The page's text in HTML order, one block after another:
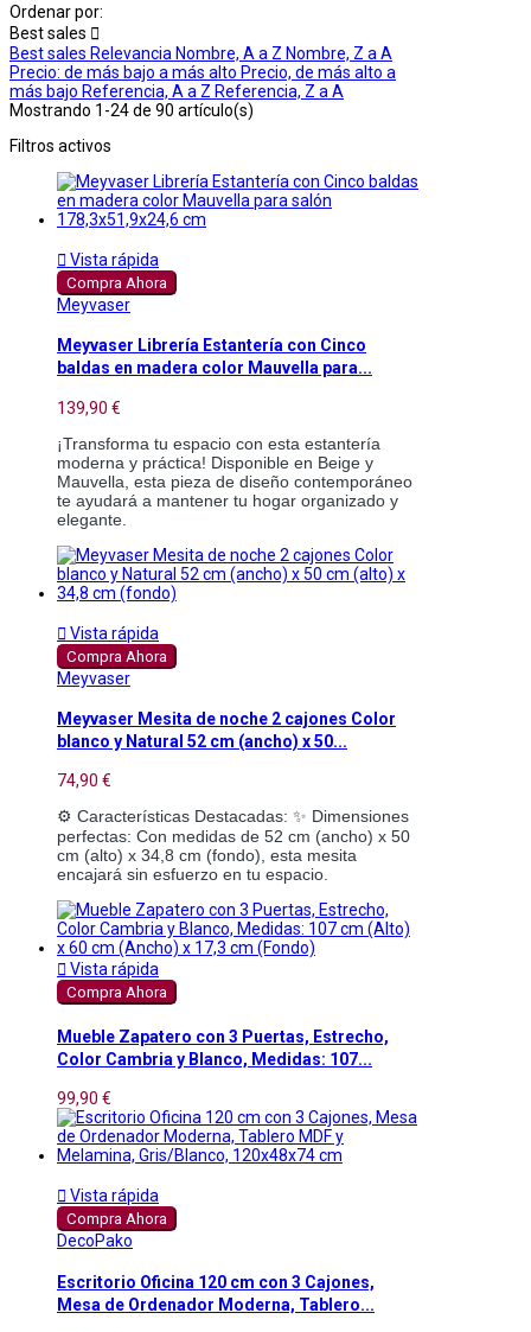
Ordenar por:
Best sales 
Best sales Relevancia Nombre, A a Z Nombre, Z a A
Precio: de más bajo a más alto Precio, de más alto a
más bajo Referencia, A a Z Referencia, Z a A
Mostrando 1-24 de 90 artículo(s)
Filtros activos
 Vista rápida
Compra Ahora
Meyvaser
Meyvaser Librería Estantería con Cinco
baldas en madera color Mauvella para...
139,90 €
¡Transforma tu espacio con esta estantería
moderna y práctica! Disponible en Beige y
Mauvella, esta pieza de diseño contemporáneo
te ayudará a mantener tu hogar organizado y
elegante.
 Vista rápida
Compra Ahora
Meyvaser
Meyvaser Mesita de noche 2 cajones Color
blanco y Natural 52 cm (ancho) x 50...
74,90 €
⚙️ Características Destacadas: ✨ Dimensiones
perfectas: Con medidas de 52 cm (ancho) x 50
cm (alto) x 34,8 cm (fondo), esta mesita
encajará sin esfuerzo en tu espacio.
 Vista rápida
Compra Ahora
Mueble Zapatero con 3 Puertas, Estrecho,
Color Cambria y Blanco, Medidas: 107...
99,90 €
 Vista rápida
Compra Ahora
DecoPako
Escritorio Oficina 120 cm con 3 Cajones,
Mesa de Ordenador Moderna, Tablero...